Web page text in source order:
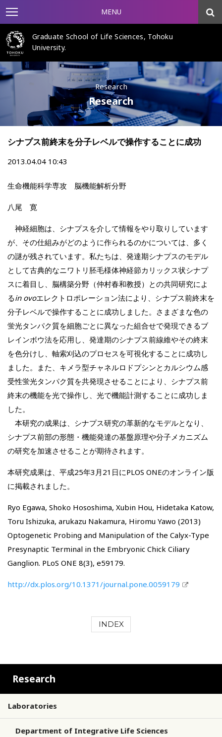
MENU
Graduate School of Life Sciences, Tohoku
University.
Research
Research
シナプス前終末を分子レベルで操作することに成功
2013.04.04 10:43
生命機能科学専攻 脳機能解析分野
八尾 寛
神経細胞は、シナプスを介して情報をやり取りしています
が、その仕組みがどのように作られるのかについては、多く
の謎が残されています。私たちは、発達期シナプスのモデル
として古典的なニワトリ胚毛様体神経節カリックス状シナプ
スに着目し、脳構築分野（仲村春和教授）との共同研究によ
るin ovoエレクトロポレーション法により、シナプス前終末を
分子レベルで操作することに成功しました。さまざまな色の
蛍光タンパク質を細胞ごとに異なった組合せで発現できるブ
レインボウ法を応用し、発達期のシナプス前線維やその終末
を色分けし、軸索刈込のプロセスを可視化することに成功し
ました。また、キメラ型チャネルロドプシンとカルシウム感
受性蛍光タンパク質を共発現させることにより、シナプス前
終末の機能を光で操作し、光で機能計測することに成功しま
した。
本研究の成果は、シナプス研究の革新的なモデルとなり、
シナプス前部の形態・機能発達の基盤原理や分子メカニズム
の研究を加速させることが期待されます。
本研究成果は、平成25年3月21日にPLOS ONEのオンライン版
に掲載されました。
Ryo Egawa, Shoko Hososhima, Xubin Hou, Hidetaka Katow,
Toru Ishizuka, arukazu Nakamura, Hiromu Yawo (2013)
Optogenetic Probing and Manipulation of the Calyx-Type
Presynaptic Terminal in the Embryonic Chick Ciliary
Ganglion. PLoS ONE 8(3), e59179.
http://dx.plos.org/10.1371/journal.pone.0059179
INDEX
Research
Laboratories
Department of Integrative Life Sciences